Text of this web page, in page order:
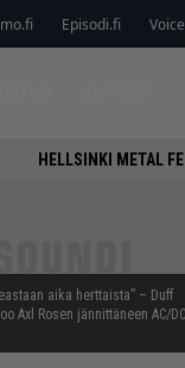
Episodi.fi
HELLSINKI METAL
aika herttaista” – Duff
Axl Rosen jännittäneen AC/